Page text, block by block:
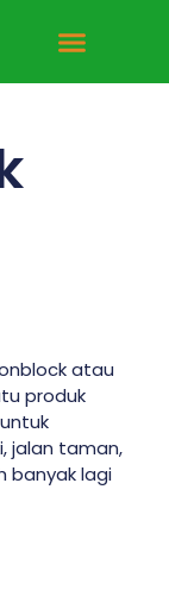
atau
produk
jalan taman,
banyak lagi